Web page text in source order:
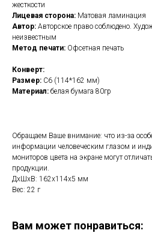
жесткости
Лицевая сторона: Матовая ламинация
Автор: Авторское право соблюдено.
неизвестным
Метод печати: Офсетная печать
Конверт:
Размер: С6 (114*162 мм)
Материал: белая бумага 80гр
Обращаем Ваше внимание: что из-за
информации человеческим глазом и
мониторов цвета на экране могут
продукции.
ДxШxВ: 162x114x5 мм
Вес: 22 г
Вам может понравиться: